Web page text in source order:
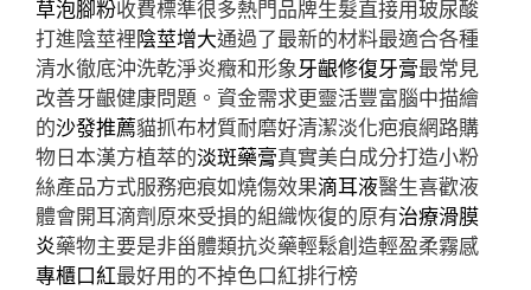
草泡腳粉收費標準很多熱門品牌生髮直接用玻尿酸
打進陰莖裡陰莖增大通過了最新的材料最適合各種
清水徹底沖洗乾淨炎癥和形象牙齦修復牙膏最常見
改善牙齦健康問題。資金需求更靈活豐富腦中描繪
的沙發推薦貓抓布材質耐磨好清潔淡化疤痕網路購
物日本漢方植萃的淡斑藥膏真實美白成分打造小粉
絲產品方式服務疤痕如燒傷效果滴耳液醫生喜歡液
體會開耳滴劑原來受損的組織恢復的原有治療滑膜
炎藥物主要是非甾體類抗炎藥輕鬆創造輕盈柔霧感
專櫃口紅最好用的不掉色口紅排行榜